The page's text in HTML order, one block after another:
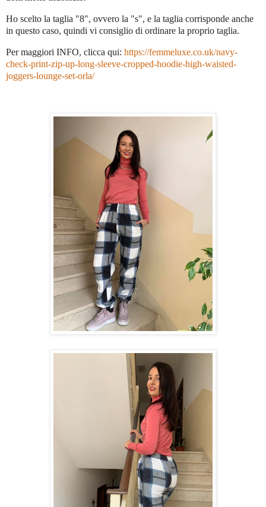
Ho scelto la taglia "8", ovvero la "s", e la taglia corrisponde anche
in questo caso, quindi vi consiglio di ordinare la proprio taglia.
Per maggiori INFO, clicca qui: https://femmeluxe.co.uk/navy-
check-print-zip-up-long-sleeve-cropped-hoodie-high-waisted-
joggers-lounge-set-orla/